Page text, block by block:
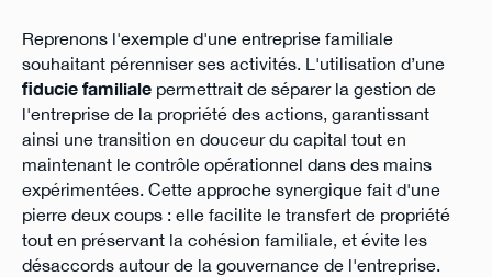
Reprenons l'exemple d'une entreprise familiale
souhaitant pérenniser ses activités. L'utilisation d’une
fiducie familialepermettrait de séparer la gestion de
l'entreprise de la propriété des actions, garantissant
ainsi une transition en douceur du capital tout en
maintenant le contrôle opérationnel dans des mains
expérimentées. Cette approche synergique fait d'une
pierre deux coups : elle facilite le transfert de propriété
tout en préservant la cohésion familiale, et évite les
désaccords autour de la gouvernance de l'entreprise.